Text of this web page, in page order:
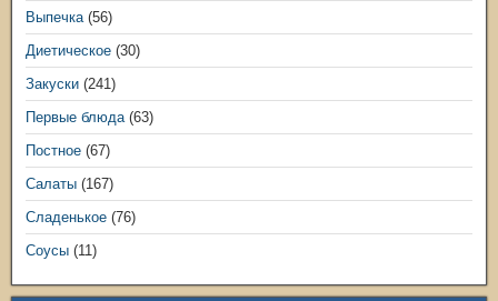
Выпечка(56)
Диетическое (30)
Закуски (241)
Первые блюда(63)
Постное (67)
Салаты (167)
Сладенькое (76)
Соусы (11)